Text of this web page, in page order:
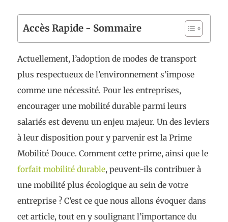
Accès Rapide - Sommaire
Actuellement, l’adoption de modes de transport
plus respectueux de l’environnement s’impose
comme une nécessité. Pour les entreprises,
encourager une mobilité durable parmi leurs
salariés est devenu un enjeu majeur. Un des leviers
à leur disposition pour y parvenir est la Prime
Mobilité Douce. Comment cette prime, ainsi que le
forfait mobilité durable, peuvent-ils contribuer à
une mobilité plus écologique au sein de votre
entreprise ? C’est ce que nous allons évoquer dans
cet article, tout en y soulignant l’importance du